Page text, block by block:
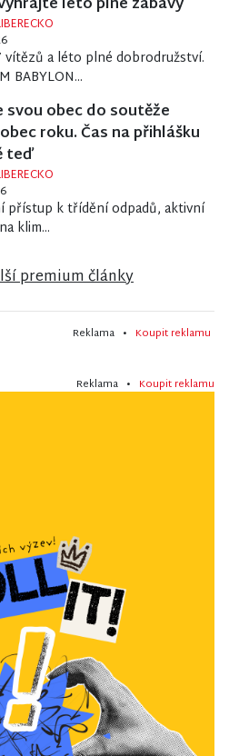
vítězů a léto plné dobrodružství.
BABYLON...
svou obec do soutěže
roku. Čas na přihlášku
teď
přístup k třídění odpadů, aktivní
klim...
premium články
Reklama • Koupit reklamu
Reklama • Koupit reklamu